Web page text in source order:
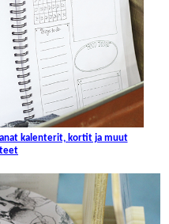
kalenterit, kortit ja muut